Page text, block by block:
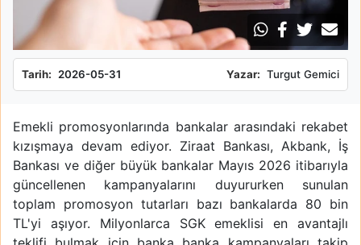
Tarih: 2026-05-31 Yazar: Turgut Gemici
Emekli promosyonlarında bankalar arasındaki rekabet
kızışmaya devam ediyor. Ziraat Bankası, Akbank, İş
Bankası ve diğer büyük bankalar Mayıs 2026 itibarıyla
güncellenen kampanyalarını duyururken sunulan
toplam promosyon tutarları bazı bankalarda 80 bin
TL'yi aşıyor. Milyonlarca SGK emeklisi en avantajlı